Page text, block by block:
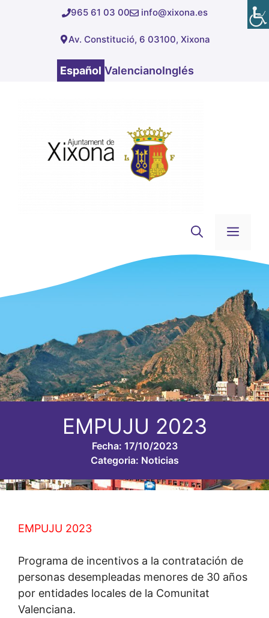
965 61 03 00 info@xixona.es
Av. Constitució, 6 03100, Xixona
Español ValencianoInglés
EMPUJU 2023
Fecha: 17/10/2023
Categoria: Noticias
EMPUJU 2023
Programa de incentivos a la contratación de
personas desempleadas menores de 30 años
por entidades locales de la Comunitat
Valenciana.